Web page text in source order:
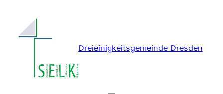
Dreieinigkeitsgemeinde Dresden